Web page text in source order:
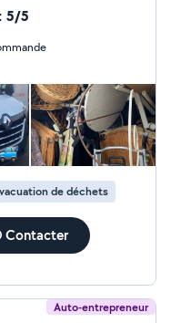
et le
pouvez consulter
de la qualité de nos
devis rapide.
5/5
de déchets
Contacter
Auto-entrepreneur